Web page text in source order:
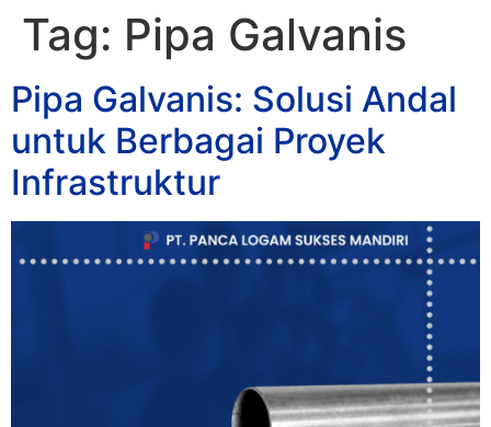
Tag: Pipa Galvanis
Pipa Galvanis: Solusi Andal
untuk Berbagai Proyek
Infrastruktur